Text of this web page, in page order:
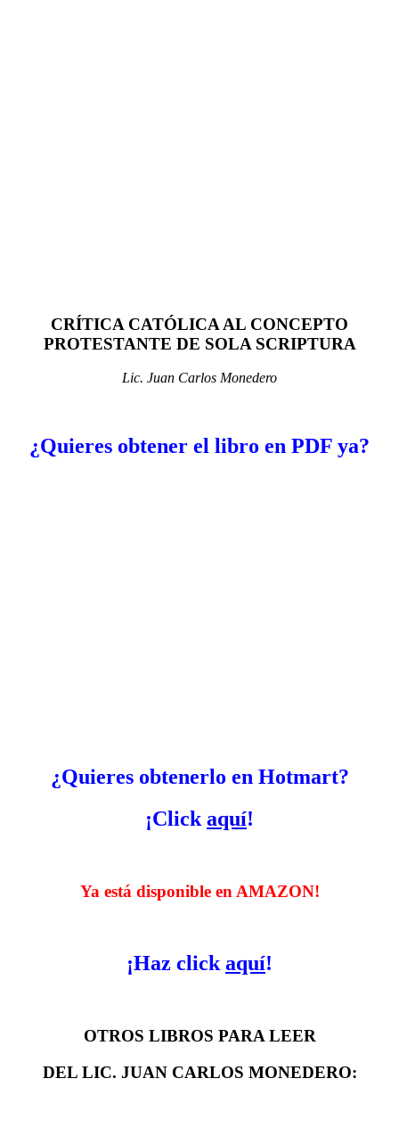
CRÍTICA CATÓLICA AL CONCEPTO
PROTESTANTE DE SOLA SCRIPTURA
Lic. Juan Carlos Monedero
¿Quieres obtener el libro en PDF ya?
¿Quieres obtenerlo en Hotmart?
¡Click aquí!
Ya está disponible en AMAZON!
¡Haz click aquí!
OTROS LIBROS PARA LEER
DEL LIC. JUAN CARLOS MONEDERO: